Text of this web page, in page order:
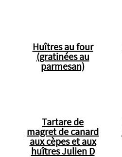
Huîtres au four
(gratinées au
parmesan)
Tartare de
magret de canard
aux cèpes et aux
huîtres Julien D